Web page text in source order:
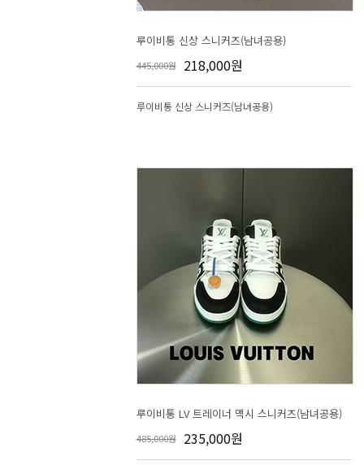
루이비통 신상 스니커즈(남녀공용)
445,000원 218,000원
루이비통 신상 스니커즈(남녀공용)
루이비통 LV 트레이너 맥시 스니커즈(남녀공용)
485,000원 235,000원